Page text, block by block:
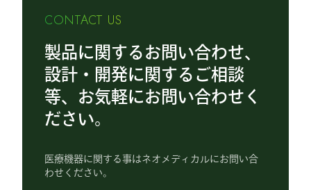
CONTACT US
製品に関するお問い合わせ、
設計・開発に関するご相談
等、お気軽にお問い合わせく
ださい。
医療機器に関する事はネオメディカルにお問い合
わせください。